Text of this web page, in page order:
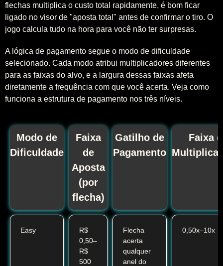
flechas multiplica o custo total rapidamente, é bom ficar
ligado no visor de "aposta total" antes de confirmar o tiro. O
jogo calcula tudo na hora para você não ter surpresas.
A lógica de pagamento segue o modo de dificuldade
selecionado. Cada modo atribui multiplicadores diferentes
para as faixas do alvo, e a largura dessas faixas afeta
diretamente a frequência com que você acerta. Veja como
funciona a estrutura de pagamento nos três níveis.
Modo de
Dificuldade
Faixa
de
Aposta
(por
flecha)
Gatilho de
Pagamento
Faixa
Easy
R$
0,50–
R$
500
Flecha
acerta
qualquer
anel do
0,50x–10x